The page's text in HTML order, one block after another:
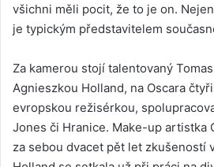
všichni měli pocit, že to je on.
je typickým představitelem
Za kamerou stojí talentovaný
Agnieszkou Holland, na Oscara
evropskou režisérkou,
Jones či Hranice. Make-up artistka
za sebou dvacet pět let zkušeností